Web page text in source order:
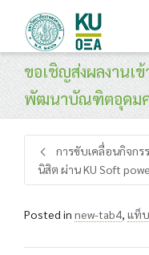
ขอเชิญส่งผลงานเ
พัฒนาบัณฑิตอุดม
การขับเคลื่อนกิจกร
นิสิต ผ่าน KU Soft
Posted in new-tab4, แท็บ